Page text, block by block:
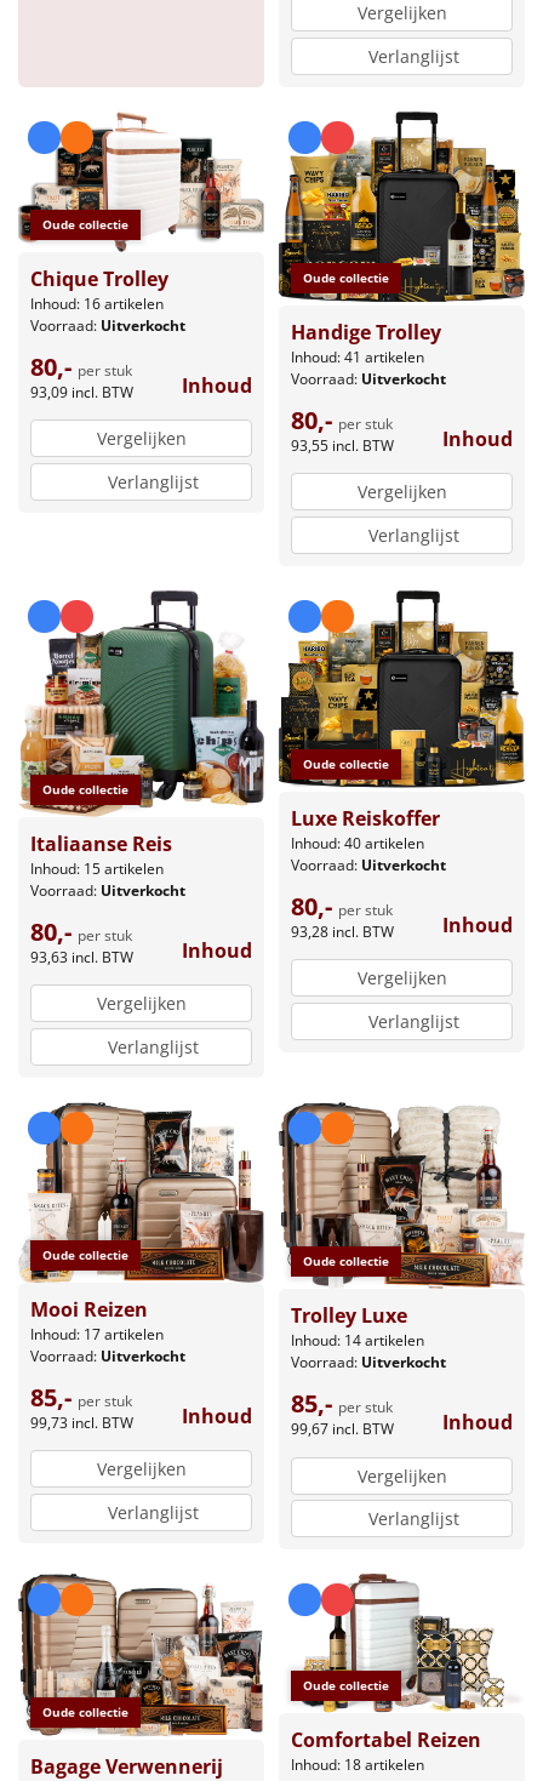
Vergelijken
Verlanglijst
Oude collectie
Chique Trolley
Inhoud: 16 artikelen
Voorraad: Uitverkocht
80,- per stuk
93,09 incl. BTW Inhoud
Vergelijken
Verlanglijst
Oude collectie
Handige Trolley
Inhoud: 41 artikelen
Voorraad: Uitverkocht
80,- per stuk
93,55 incl. BTW Inhoud
Vergelijken
Verlanglijst
Oude collectie
Italiaanse Reis
Inhoud: 15 artikelen
Voorraad: Uitverkocht
80,- per stuk
93,63 incl. BTW Inhoud
Vergelijken
Verlanglijst
Oude collectie
Luxe Reiskoffer
Inhoud: 40 artikelen
Voorraad: Uitverkocht
80,- per stuk
93,28 incl. BTW Inhoud
Vergelijken
Verlanglijst
Oude collectie
Mooi Reizen
Inhoud: 17 artikelen
Voorraad: Uitverkocht
85,- per stuk
99,73 incl. BTW Inhoud
Vergelijken
Verlanglijst
Oude collectie
Trolley Luxe
Inhoud: 14 artikelen
Voorraad: Uitverkocht
85,- per stuk
99,67 incl. BTW Inhoud
Vergelijken
Verlanglijst
Oude collectie
Bagage Verwennerij
Oude collectie
Comfortabel Reizen
Inhoud: 18 artikelen